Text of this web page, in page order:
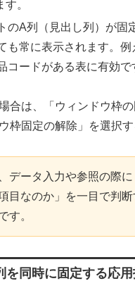
。
のA列（見出し列）が固
も常に表示されます。例
コードがある表に有効で
合は、「ウィンドウ枠の
枠固定の解除」を選択す
データ入力や参照の際
目なのか」を一目で判
す。
を同時に固定する応